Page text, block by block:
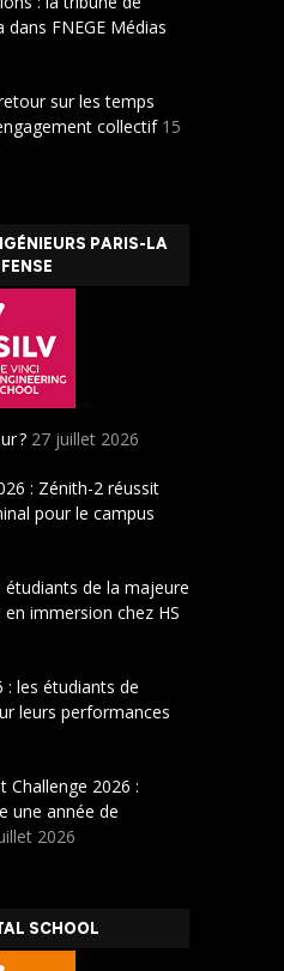
dans FNEGE Médias
sur les temps
collectif 15
PARIS-LA
? 27 juillet 2026
: Zénith-2 réussit
pour le campus
étudiants de la majeure
immersion chez HS
: les étudiants de
leurs performances
Challenge 2026 :
une année de
2026
SCHOOL